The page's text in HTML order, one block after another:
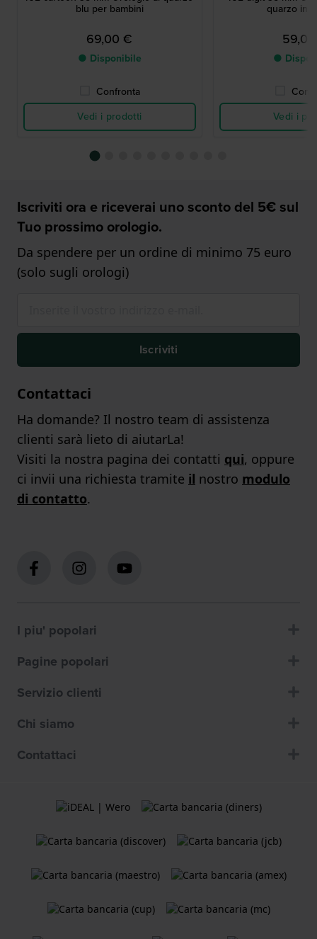
blu per bambini
69,00 €
● Disponibile
Confronta
Vedi i prodotti
quarzo in
●
Vedi i
Iscriviti ora e riceverai uno sconto del 5€ sul
Tuo prossimo orologio.
Da spendere per un ordine di minimo 75 euro
(solo sugli orologi)
Iscriviti
Contattaci
Ha domande? Il nostro team di assistenza
clienti sarà lieto di aiutarLa!
Visiti la nostra pagina dei contatti qui, oppure
ci invii una richiesta tramite il nostro modulo
di contatto.
I piu' popolari
Pagine popolari
Servizio clienti
Chi siamo
Contattaci